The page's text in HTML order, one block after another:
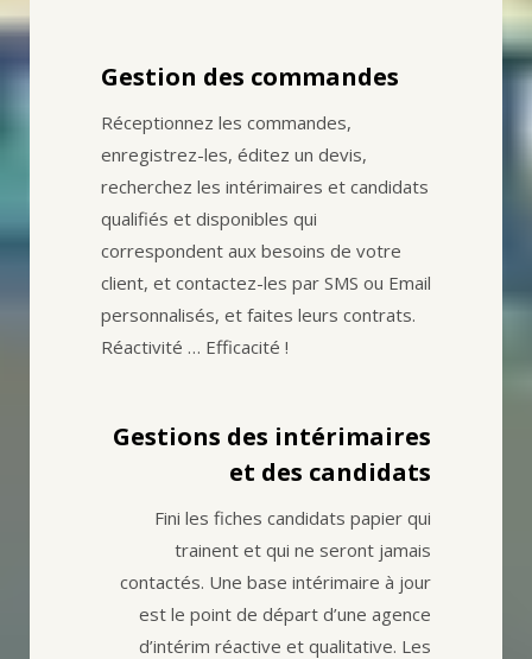
Gestion des commandes
Réceptionnez les commandes,
enregistrez-les, éditez un devis,
recherchez les intérimaires et candidats
qualifiés et disponibles qui
correspondent aux besoins de votre
client, et contactez-les par SMS ou Email
personnalisés, et faites leurs contrats.
Réactivité … Efficacité !
Gestions des intérimaires
et des candidats
Fini les fiches candidats papier qui
trainent et qui ne seront jamais
contactés. Une base intérimaire à jour
est le point de départ d’une agence
d’intérim réactive et qualitative. Les